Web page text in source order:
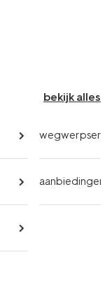
bekijk alles
aanbiedingen